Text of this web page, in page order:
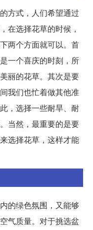
方式，人们希望通过
在选择花草的时候，
两个方面就可以。首
一个喜庆的时刻，所
丽的花草。其次是要
我们也忙着做其他准
，选择一些耐旱、耐
当然，最重要的是要
选择花草，这样才能
的绿色氛围，又能够
气质量。对于挑选盆